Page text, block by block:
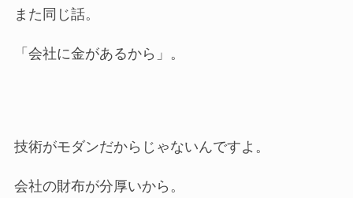
また同じ話。
「会社に金があるから」。
技術がモダンだからじゃないんですよ。
会社の財布が分厚いから。